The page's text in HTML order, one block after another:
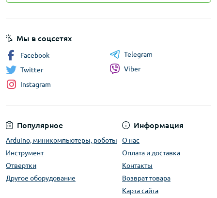
Популярное
Arduino, миникомпьютеры, роботы
Инструмент
Отвертки
Другое оборудование
Информация
О нас
Оплата и доставка
Контакты
Возврат товара
Карта сайта
Мы в соцсетях
Facebook
Twitter
Instagram
Telegram
Viber